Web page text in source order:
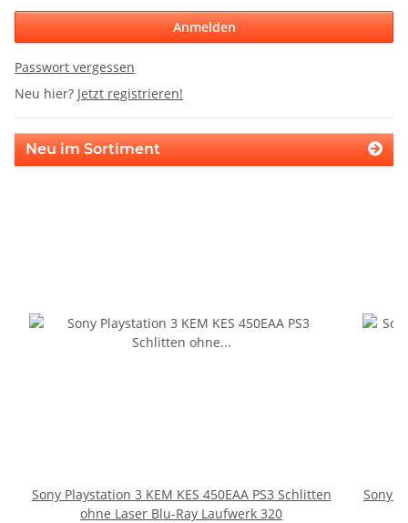
Anmelden
Passwort vergessen
Neu hier? Jetzt registrieren!
Neu im Sortiment
Sony Playstation 3 KEM KES 450EAA PS3 Schlitten
ohne Laser Blu-Ray Laufwerk 320
Sony